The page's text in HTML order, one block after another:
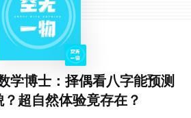
学博士：择偶看八字能预测
超自然体验竟存在？